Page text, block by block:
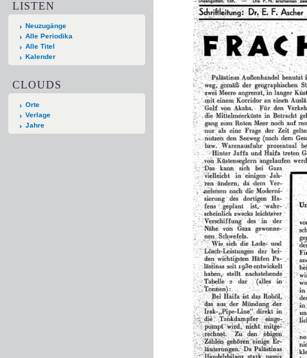
LISTEN
Neuzugänge
Alle Periodika
Alle Titel
Kalender
CLOUDS
Orte
Verlage
Jahre